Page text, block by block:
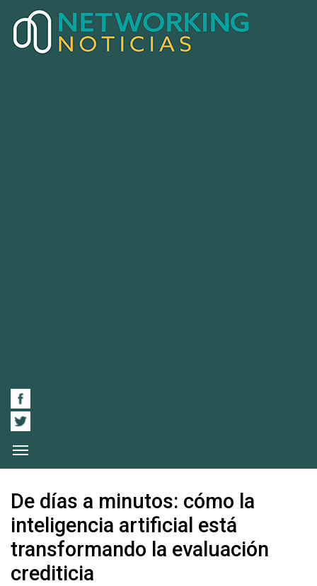
De días a minutos: cómo la
inteligencia artificial está
transformando la evaluación
crediticia